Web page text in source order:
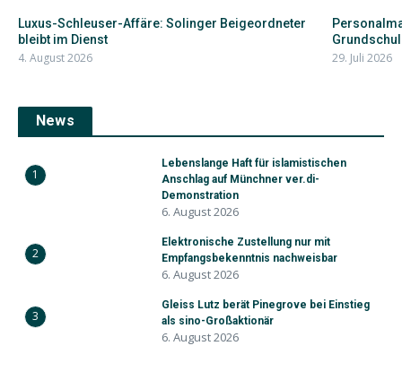
Luxus-Schleuser-Affäre: Solinger Beigeordneter
bleibt im Dienst
4. August 2026 29. Juli 2026
News
1
Lebenslange Haft für islamistischen
Anschlag auf Münchner ver.di-
Demonstration
6. August 2026
2
Elektronische Zustellung nur mit
Empfangsbekenntnis nachweisbar
6. August 2026
3
Gleiss Lutz berät Pinegrove bei Einstieg
als sino-Großaktionär
6. August 2026